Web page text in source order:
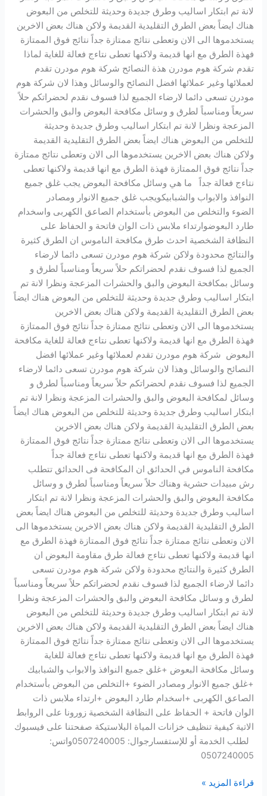
لانة تم ابتكار اساليب وطرق جديدة وحديثة للتخلص من البعوض
هناك ايضاً بعض الطرق التقليدية القديمة ولاكن هناك بعض الاخرين
يستخدموها الى الان وتعطى نتائج ممتازة جداً نتائج فوق الممتازة
فهذة الطرق مع انها قديمة ولاكنها تعطى نتاءج فعالة للغاية لماذا
تقدم شركة هوم مودرن هذة النصائح شركة هوم مودرن تقدم
لعملائها وغير عملائها افضل النصائح والوسائل وهذا لان شركة هوم
مودرن تسعى دائما لارضاء الجميع لذا فسوف نقدم لحضراتكم حلاً
سريعاً ومناسباً لطرق و وسائل مكافحة البعوض والبق والحشرات
المزعجة ونظرا لانة تم ابتكار اساليب وطرق جديدة وحديثة
للتخلص من البعوض هناك ايضاً بعض الطرق التقليدية القديمة
ولاكن هناك بعض الاخرين يستخدموها الى الان وتعطى نتائج ممتازة
جداً نتائج فوق الممتازة فهذة الطرق مع انها قديمة ولاكنها تعطى
نتاءج فعالة جداً ما هي وسائل مكافحة البعوض يجب غلق جميع
النوافذ والابواب والشبابيكويجب غلق جميع الانوار ومصادر
الضوء والتخلص من البعوض بأستخدام الصاعق الكهربى واسخدام
طارد البعوضوارتداء ملابس ذات الوان فاتحة و الحفاظ على
النظافة الشخصية احدث طرق مكافحة الناموس ان الطرق كثيرة
والنتائج محدودة ولاكن شركة هوم مودرن تسعى دائما لارضاء
الجميع لذا فسوف نقدم لحضراتكم حلاً سريعاً ومناسباً لطرق و
وسائل بمكافحة البعوض والبق والحشرات المزعجة ونظرا لانة تم
ابتكار اساليب وطرق جديدة وحديثة للتخلص من البعوض هناك ايضاً
بعض الطرق التقليدية القديمة ولاكن هناك بعض الاخرين
يستخدموها الى الان وتعطى نتائج ممتازة جداً نتائج فوق الممتازة
فهذة الطرق مع انها قديمة ولاكنها تعطى نتاءج فعالة للغاية مكافحة
البعوض شركة هوم مودرن تقدم لعملائها وغير عملائها افضل
النصائح والوسائل وهذا لان شركة هوم مودرن تسعى دائما لارضاء
الجميع لذا فسوف نقدم لحضراتكم حلاً سريعاً ومناسباً لطرق و
وسائل لمكافحة البعوض والبق والحشرات المزعجة ونظرا لانة تم
ابتكار اساليب وطرق جديدة وحديثة للتخلص من البعوض هناك ايضاً
بعض الطرق التقليدية القديمة ولاكن هناك بعض الاخرين
يستخدموها الى الان وتعطى نتائج ممتازة جداً نتائج فوق الممتازة
فهذة الطرق مع انها قديمة ولاكنها تعطى نتاءج فعالة جداً
مكافحة الناموس في الحدائق ان المكافحة فى الحدائق تتطلب
رش مبيدات حشرية وهناك حلاً سريعاً ومناسباً لطرق و وسائل
مكافحة البعوض والبق والحشرات المزعجة ونظرا لانة تم ابتكار
اساليب وطرق جديدة وحديثة للتخلص من البعوض هناك ايضاً بعض
الطرق التقليدية القديمة ولاكن هناك بعض الاخرين يستخدموها الى
الان وتعطى نتائج ممتازة جداً نتائج فوق الممتازة فهذة الطرق مع
انها قديمة ولاكنها تعطى نتاءج فعالة طرق مقاومة البعوض ان
الطرق كثيرة والنتائج محدودة ولاكن شركة هوم مودرن تسعى
دائما لارضاء الجميع لذا فسوف نقدم لحضراتكم حلاً سريعاً ومناسباً
لطرق و وسائل مكافحة البعوض والبق والحشرات المزعجة ونظرا
لانة تم ابتكار اساليب وطرق جديدة وحديثة للتخلص من البعوض
هناك ايضاً بعض الطرق التقليدية القديمة ولاكن هناك بعض الاخرين
يستخدموها الى الان وتعطى نتائج ممتازة جداً نتائج فوق الممتازة
فهذة الطرق مع انها قديمة ولاكنها تعطى نتاءج فعالة للغاية
وسائل مكافحة البعوض +غلق جميع النوافذ والابواب والشبابيك
+غلق جميع الانوار ومصادر الضوء +التخلص من البعوض بأستخدام
الصاعق الكهربى +اسخدام طارد البعوض +ارتداء ملابس ذات
الوان فاتحة + الحفاظ على النظافة الشخصية زورونا على الروابط
الاتية كيفية تنظيف خزانات المياة البلاستيكة صفحتنا على فيسبوك
لطلب الخدمة أو للإستفسارجوال: 0507240005واتس:
0507240005
قراءة المزيد »